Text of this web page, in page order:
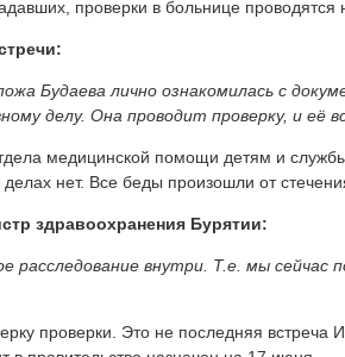
проверки в больнице проводятся
Будаева лично ознакомилась с
делу. Она проводит проверку, и её
медицинской помощи детям и
нет. Все беды произошли от
здравоохранения Бурятии:
расследование внутри. Т.е. мы сейчас
проверки. Это не последняя встреча